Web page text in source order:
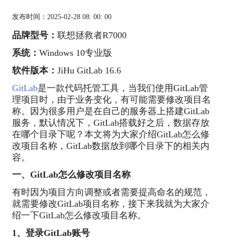
发布时间：2025-02-28 08: 00: 00
品牌型号： 联想拯救者R7000
系统： Windows 10专业版
软件版本： JiHu GitLab 16.6
GitLab是一款代码托管工具，当我们使用GitLab管
理项目时，由于业务变化，有可能需要修改项目名
称。因为很多用户是在自己的服务器上搭建GitLab
服务，默认情况下，GitLab搭载好之后，数据存放
在哪个目录下呢？本文将为大家介绍GitLab怎么修
改项目名称，GitLab数据放到哪个目录下的相关内
容。
一、GitLab怎么修改项目名称
有时因为项目方向调整或者需要提高命名的规范，
就需要修改GitLab项目名称，接下来我就为大家介
绍一下GitLab怎么修改项目名称。
1、登录GitLab账号